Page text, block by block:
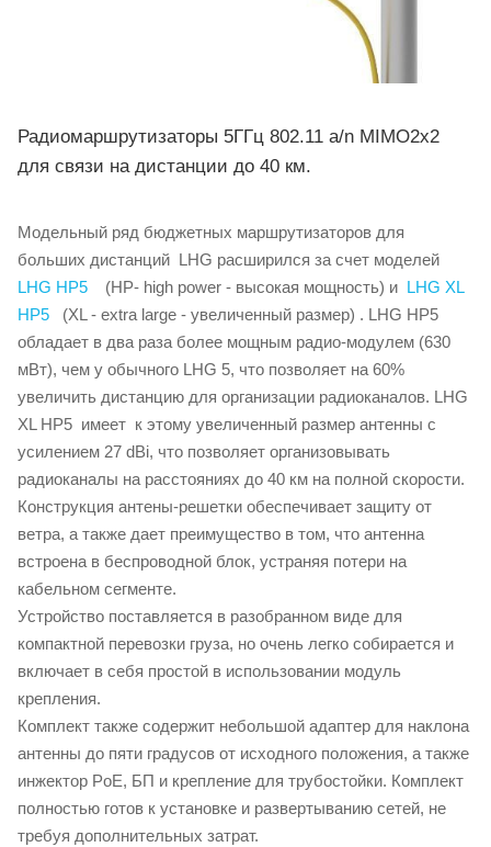
Радиомаршрутизаторы 5ГГц 802.11 a/n MIMO2x2
для связи на дистанции до 40 км.
Модельный ряд бюджетных маршрутизаторов для
больших дистанций LHG расширился за счет моделей
LHG HP5 (HP- high power - высокая мощность) и LHG XL
HP5 (XL - extra large - увеличенный размер) . LHG HP5
обладает в два раза более мощным радио-модулем (630
мВт), чем у обычного LHG 5, что позволяет на 60%
увеличить дистанцию для организации радиоканалов. LHG
XL HP5 имеет к этому увеличенный размер антенны с
усилением 27 dBi, что позволяет организовывать
радиоканалы на расстояниях до 40 км на полной скорости.
Конструкция антены-решетки обеспечивает защиту от
ветра, а также дает преимущество в том, что антенна
встроена в беспроводной блок, устраняя потери на
кабельном сегменте.
Устройство поставляется в разобранном виде для
компактной перевозки груза, но очень легко собирается и
включает в себя простой в использовании модуль
крепления.
Комплект также содержит небольшой адаптер для наклона
антенны до пяти градусов от исходного положения, а также
инжектор PоЕ, БП и крепление для трубостойки. Комплект
полностью готов к установке и развертыванию сетей, не
требуя дополнительных затрат.